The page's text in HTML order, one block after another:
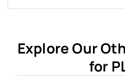
Explore Our
for